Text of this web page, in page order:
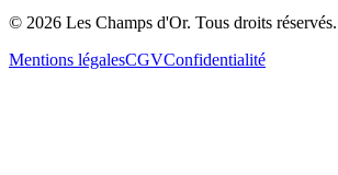
© 2026 Les Champs d'Or. Tous droits réservés.
Mentions légalesCGVConfidentialité